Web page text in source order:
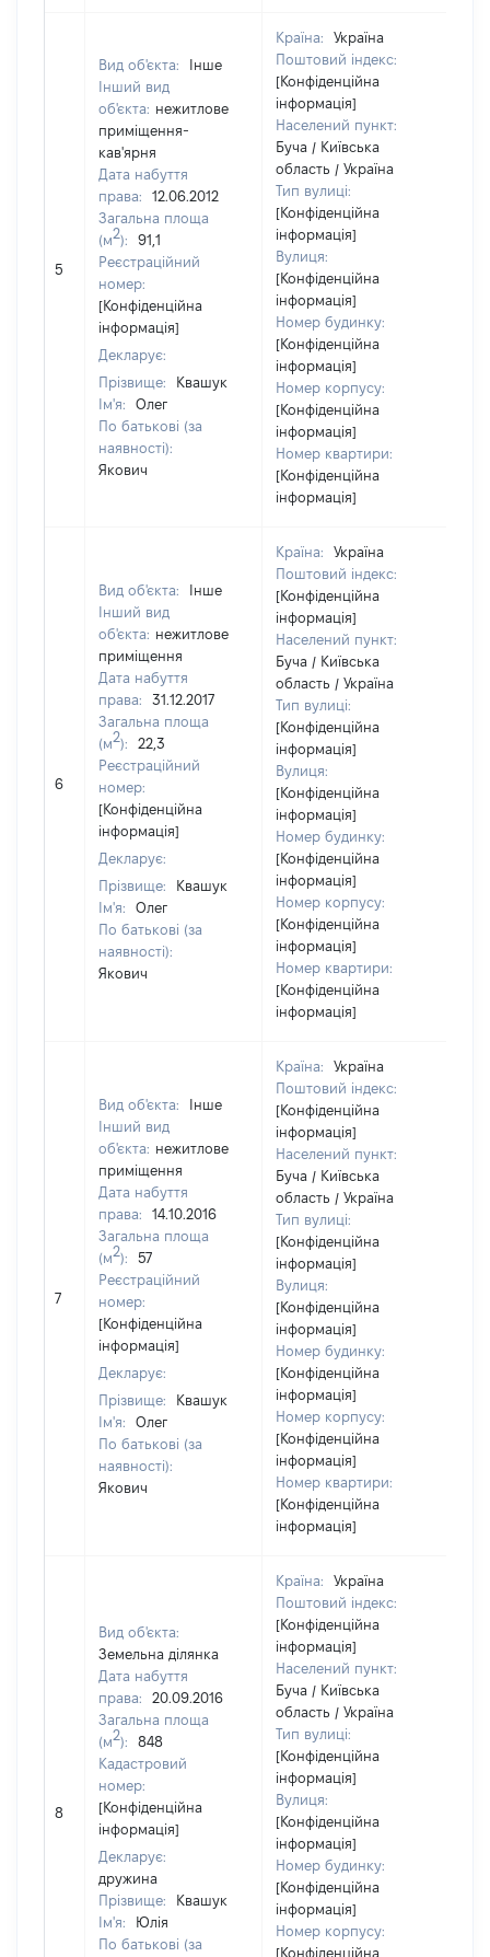
5
Вид об'єкта:
Інше
Інший вид
об'єкта: нежитлове
приміщення-
кав'ярня
Дата набуття
права:
12.06.2012
Загальна площа
(м2):
91,1
Реєстраційний
номер:
[Конфіденційна
інформація]
Декларує:
Прізвище:
Квашук
Ім'я:
Олег
По батькові (за
наявності):
Якович
Країна:
Україна
Поштовий індекс:
[Конфіденційна
інформація]
Населений пункт:
Буча / Київська
область / Україна
Тип вулиці:
[Конфіденційна
інформація]
Вулиця:
[Конфіденційна
інформація]
Номер будинку:
[Конфіденційна
інформація]
Номер корпусу:
[Конфіденційна
інформація]
Номер квартири:
[Конфіденційна
інформація]
6
Вид об'єкта:
Інше
Інший вид
об'єкта: нежитлове
приміщення
Дата набуття
права:
31.12.2017
Загальна площа
(м2):
22,3
Реєстраційний
номер:
[Конфіденційна
інформація]
Декларує:
Прізвище:
Квашук
Ім'я:
Олег
По батькові (за
наявності):
Якович
Країна:
Україна
Поштовий індекс:
[Конфіденційна
інформація]
Населений пункт:
Буча / Київська
область / Україна
Тип вулиці:
[Конфіденційна
інформація]
Вулиця:
[Конфіденційна
інформація]
Номер будинку:
[Конфіденційна
інформація]
Номер корпусу:
[Конфіденційна
інформація]
Номер квартири:
[Конфіденційна
інформація]
7
Вид об'єкта:
Інше
Інший вид
об'єкта: нежитлове
приміщення
Дата набуття
права:
14.10.2016
Загальна площа
(м2):
57
Реєстраційний
номер:
[Конфіденційна
інформація]
Декларує:
Прізвище:
Квашук
Ім'я:
Олег
По батькові (за
наявності):
Якович
Країна:
Україна
Поштовий індекс:
[Конфіденційна
інформація]
Населений пункт:
Буча / Київська
область / Україна
Тип вулиці:
[Конфіденційна
інформація]
Вулиця:
[Конфіденційна
інформація]
Номер будинку:
[Конфіденційна
інформація]
Номер корпусу:
[Конфіденційна
інформація]
Номер квартири:
[Конфіденційна
інформація]
8
Вид об'єкта:
Земельна ділянка
Дата набуття
права:
20.09.2016
Загальна площа
(м2):
848
Кадастровий
номер:
[Конфіденційна
інформація]
Декларує:
дружина
Прізвище:
Квашук
Ім'я:
Юлія
По батькові (за
Країна:
Україна
Поштовий індекс:
[Конфіденційна
інформація]
Населений пункт:
Буча / Київська
область / Україна
Тип вулиці:
[Конфіденційна
інформація]
Вулиця:
[Конфіденційна
інформація]
Номер будинку:
[Конфіденційна
інформація]
Номер корпусу:
[Конфіденційна